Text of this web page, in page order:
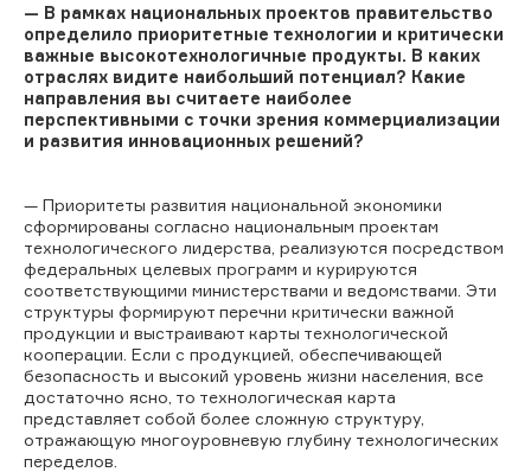
— В рамках национальных проектов правительство
определило приоритетные технологии и критически
важные высокотехнологичные продукты. В каких
отраслях видите наибольший потенциал? Какие
направления вы считаете наиболее
перспективными с точки зрения коммерциализации
и развития инновационных решений?
— Приоритеты развития национальной экономики
сформированы согласно национальным проектам
технологического лидерства, реализуются посредством
федеральных целевых программ и курируются
соответствующими министерствами и ведомствами. Эти
структуры формируют перечни критически важной
продукции и выстраивают карты технологической
кооперации. Если с продукцией, обеспечивающей
безопасность и высокий уровень жизни населения, все
достаточно ясно, то технологическая карта
представляет собой более сложную структуру,
отражающую многоуровневую глубину технологических
переделов.